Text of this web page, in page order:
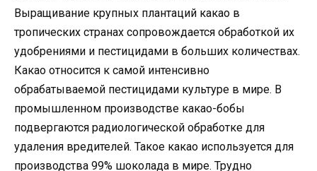
Выращивание крупных плантаций какао в
тропических странах сопровождается обработкой их
удобрениями и пестицидами в больших количествах.
Какао относится к самой интенсивно
обрабатываемой пестицидами культуре в мире. В
промышленном производстве какао-бобы
подвергаются радиологической обработке для
удаления вредителей. Такое какао используется для
производства 99% шоколада в мире. Трудно